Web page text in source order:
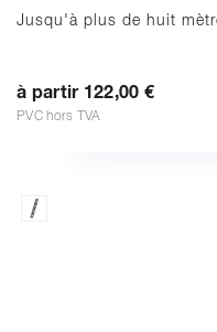
Jusqu'à plus de huit
à partir 122,00 €
PVC hors TVA